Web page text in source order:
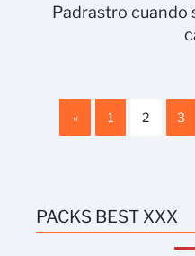
Padrastro cuando
« 1 2 3
PACKS BEST XXX